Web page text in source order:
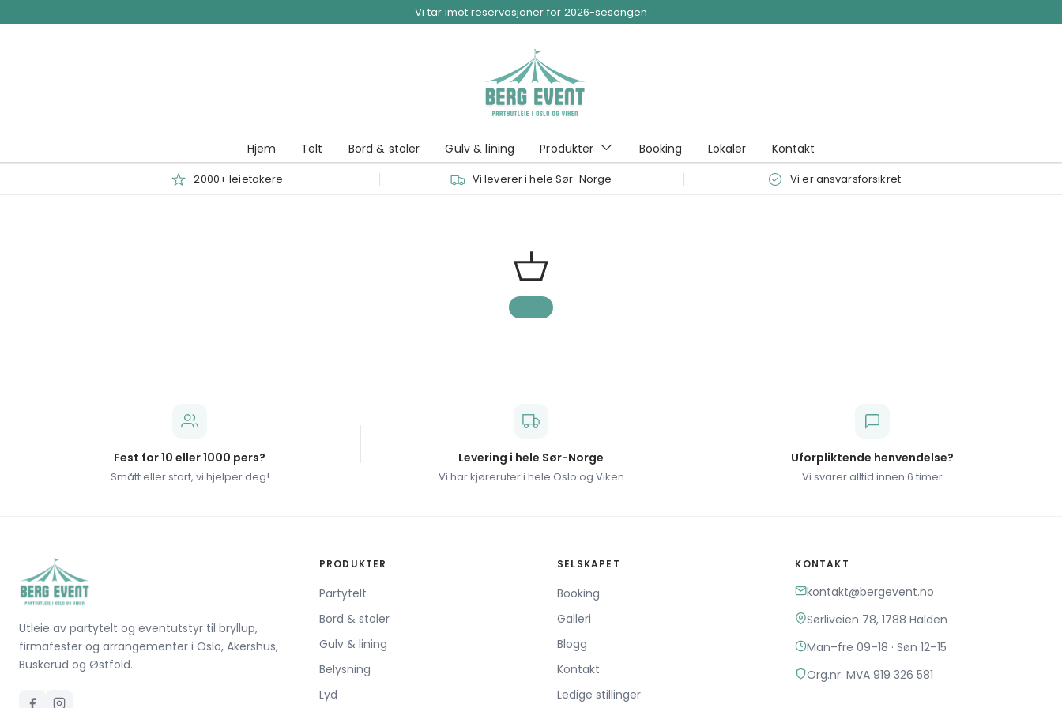
Hopp til innhold
Vi tar imot reservasjoner for 2026-sesongen
Hjem Telt Bord & stoler Gulv & lining Produkter Booking Lokaler Kontakt
2000+ leietakere Vi leverer i hele Sør-Norge Vi er ansvarsforsikret
Fest for 10 eller 1000 pers?
Smått eller stort, vi hjelper deg!
Levering i hele Sør-Norge
Vi har kjøreruter i hele Oslo og Viken
Uforpliktende henvendelse?
Vi svarer alltid innen 6 timer
Utleie av partytelt og eventutstyr til bryllup,
firmafester og arrangementer i Oslo, Akershus,
Buskerud og Østfold.
PRODUKTER
Partytelt
Bord & stoler
Gulv & lining
Belysning
Lyd
SELSKAPET
Booking
Galleri
Blogg
Kontakt
Ledige stillinger
KONTAKT
kontakt@bergevent.no
Sørliveien 78, 1788 Halden
Man–fre 09–18 · Søn 12–15
Org.nr: MVA 919 326 581